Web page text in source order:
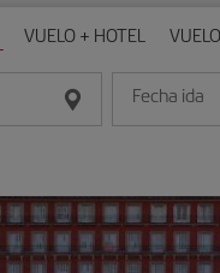
VUELO + HOTEL
Fecha ida
Introduce la